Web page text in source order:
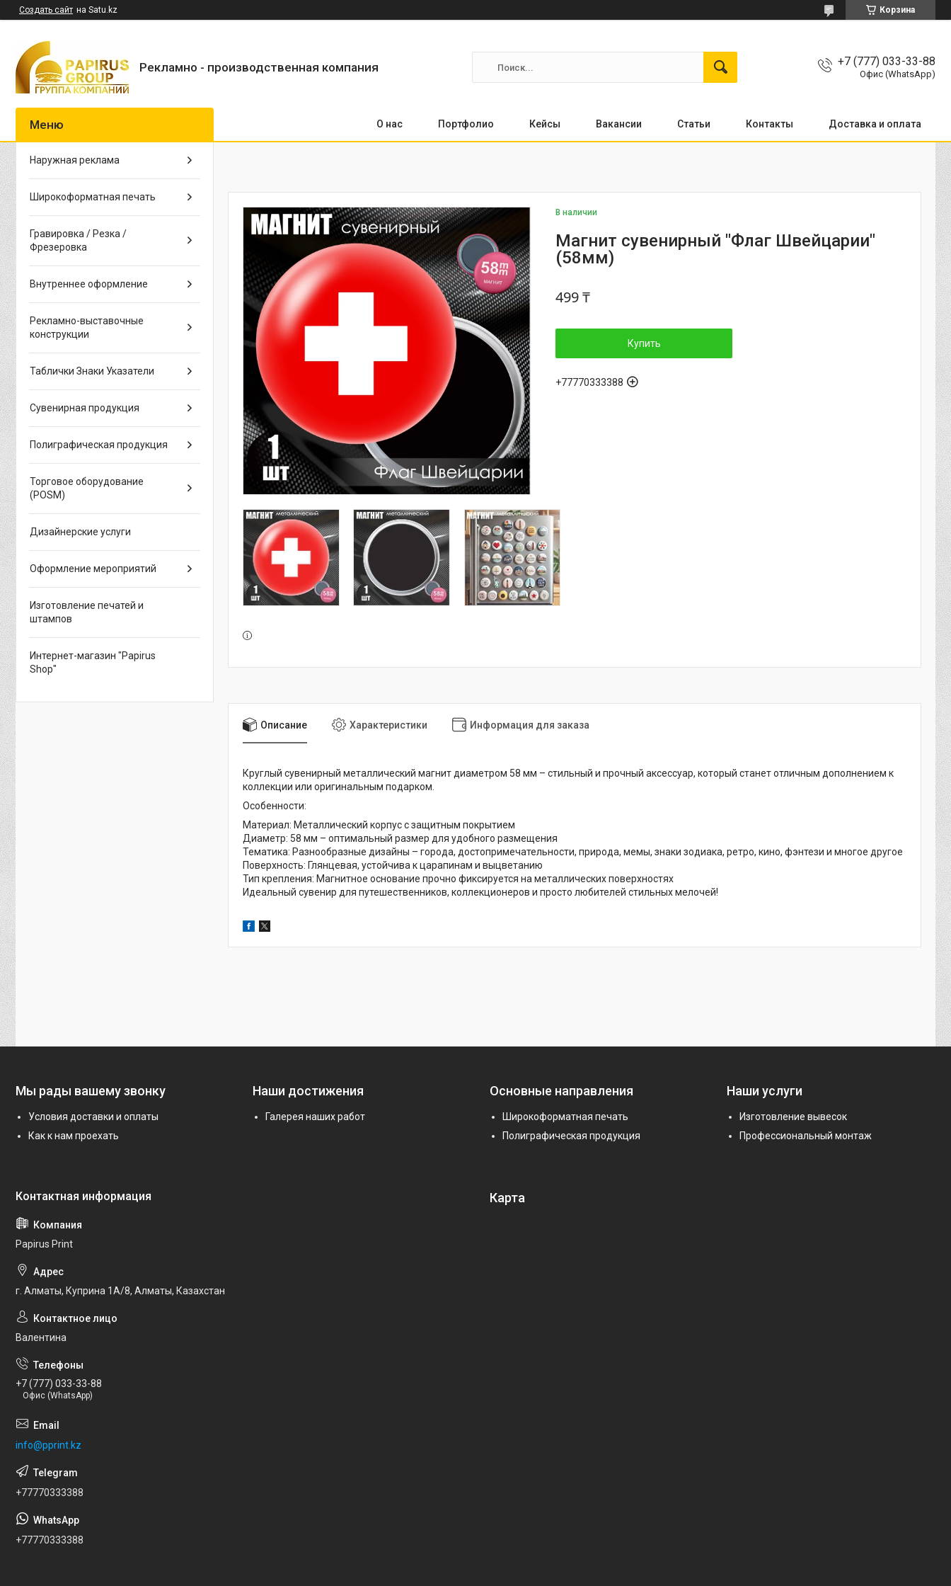
Создать сайт на Satu.kz Корзина
Рекламно - производственная компания +7 (777) 033-33-88
Офис (WhatsApp)
О нас Портфолио Кейсы Вакансии Статьи Контакты Доставка и оплата
В наличии
Магнит сувенирный "Флаг Швейцарии"
(58мм)
499 ₸
Купить
+77770333388
Описание Характеристики Информация для заказа
Круглый сувенирный металлический магнит диаметром 58 мм – стильный и прочный аксессуар, который станет отличным дополнением к
коллекции или оригинальным подарком.
Особенности:
Материал: Металлический корпус с защитным покрытием
Диаметр: 58 мм – оптимальный размер для удобного размещения
Тематика: Разнообразные дизайны – города, достопримечательности, природа, мемы, знаки зодиака, ретро, кино, фэнтези и многое другое
Поверхность: Глянцевая, устойчива к царапинам и выцветанию
Тип крепления: Магнитное основание прочно фиксируется на металлических поверхностях
Идеальный сувенир для путешественников, коллекционеров и просто любителей стильных мелочей!
Наружная реклама
Широкоформатная печать
Гравировка / Резка /
Фрезеровка
Внутреннее оформление
Рекламно-выставочные
конструкции
Таблички Знаки Указатели
Сувенирная продукция
Полиграфическая продукция
Торговое оборудование
(POSM)
Дизайнерские услуги
Оформление мероприятий
Изготовление печатей и
штампов
Интернет-магазин "Papirus
Shop"
Мы рады вашему звонку
Условия доставки и оплаты
Как к нам проехать
Наши достижения
Галерея наших работ
Основные направления
Широкоформатная печать
Полиграфическая продукция
Наши услуги
Изготовление вывесок
Профессиональный монтаж
Papirus Print
г. Алматы, Куприна 1А/8, Алматы, Казахстан
Валентина
+7 (777) 033-33-88
Офис (WhatsApp)
info@pprint.kz
+77770333388
+77770333388
Карта